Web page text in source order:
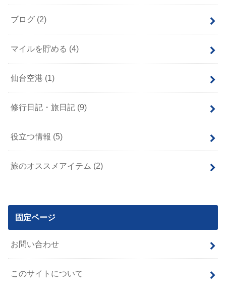
ブログ (2)
マイルを貯める (4)
仙台空港 (1)
修行日記・旅日記 (9)
役立つ情報 (5)
旅のオススメアイテム (2)
固定ページ
お問い合わせ
このサイトについて